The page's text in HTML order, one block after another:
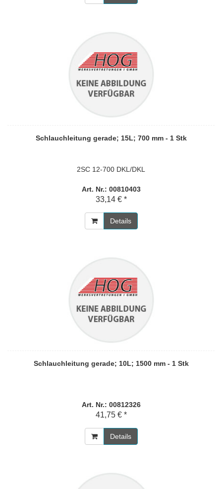
Schlauchleitung gerade; 15L; 700 mm - 1 Stk
2SC 12-700 DKL/DKL
Art. Nr.: 00810403
33,14 € *
Details
Schlauchleitung gerade; 10L; 1500 mm - 1 Stk
Art. Nr.: 00812326
41,75 € *
Details